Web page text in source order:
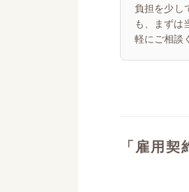
負担を少し
も、まずは
軽にご相談
「雇用契